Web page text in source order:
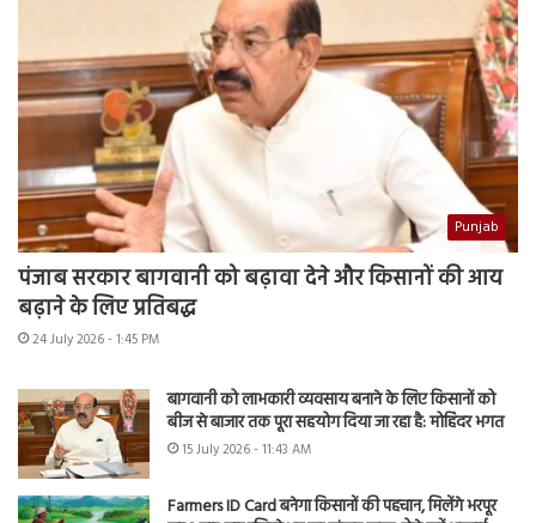
Punjab
पंजाब सरकार बागवानी को बढ़ावा देने और किसानों की आय
बढ़ाने के लिए प्रतिबद्ध
24 July 2026 - 1:45 PM
बागवानी को लाभकारी व्यवसाय बनाने के लिए किसानों को
बीज से बाजार तक पूरा सहयोग दिया जा रहा है: मोहिंदर भगत
15 July 2026 - 11:43 AM
Farmers ID Card बनेगा किसानों की पहचान, मिलेंगे भरपूर